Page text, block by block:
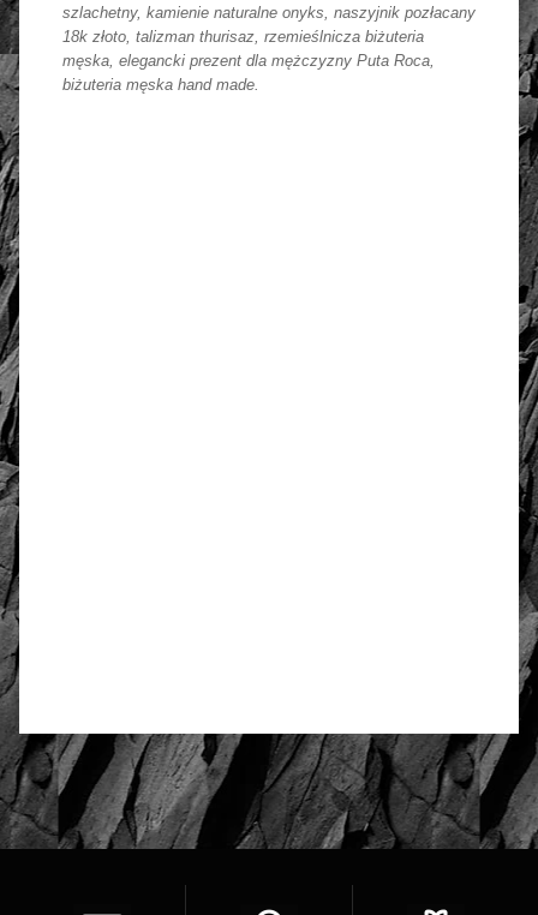
szlachetny, kamienie naturalne onyks, naszyjnik pozłacany
18k złoto, talizman thurisaz, rzemieślnicza biżuteria
męska, elegancki prezent dla mężczyzny Puta Roca,
biżuteria męska hand made.